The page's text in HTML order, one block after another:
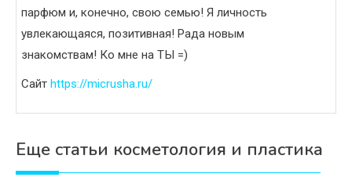
парфюм и, конечно, свою семью! Я личность
увлекающаяся, позитивная! Рада новым
знакомствам! Ко мне на ТЫ =)
Сайт https://micrusha.ru/
Еще статьи косметология и пластика